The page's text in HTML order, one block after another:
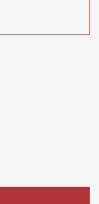
von
Gruppenkonflikten,